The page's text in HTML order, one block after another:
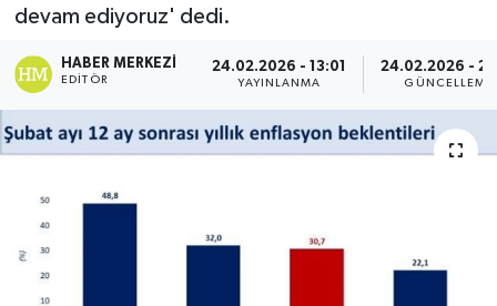
devam ediyoruz' dedi.
HABER MERKEZI
EDITÖR
24.02.2026 - 13:01
YAYINLANMA
24.02.2026 -
GÜNCELLEME
Sağlık
Spor
Teknoloji
Tokat Haberleri
Haber Arşivi